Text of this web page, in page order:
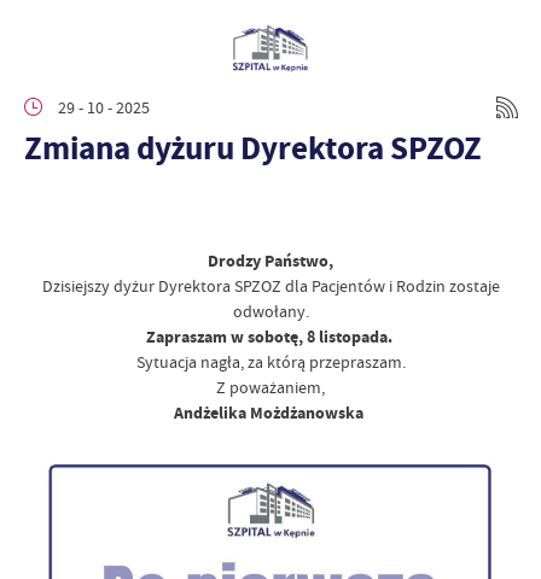
29 - 10 - 2025
Zmiana dyżuru Dyrektora SPZOZ
Drodzy Państwo,
Dzisiejszy dyżur Dyrektora SPZOZ dla Pacjentów i Rodzin zostaje
odwołany.
Zapraszam w sobotę, 8 listopada.
Sytuacja nagła, za którą przepraszam.
Z poważaniem,
Andżelika Możdżanowska